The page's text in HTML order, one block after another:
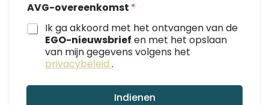
AVG-overeenkomst *
Ik ga akkoord met het ontvangen van de
EGO-nieuwsbrief en met het opslaan
van mijn gegevens volgens het
privacybeleid .
Indienen